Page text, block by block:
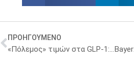
ΠΡΟΗΓΟΥΜΕΝΟ